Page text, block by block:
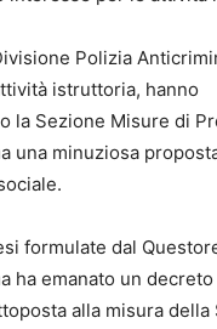
Polizia
istruttoria, hanno
la Sezione Misure di
una minuziosa
formulate dal
ha emanato un
alla misura